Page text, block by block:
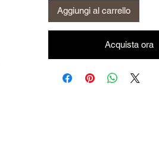
Aggiungi al carrello
Acquista ora